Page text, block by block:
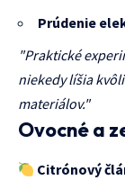
Prúdenie
"Praktické
niekedy líšia
materiálov."
Ovocné a
Citrónový